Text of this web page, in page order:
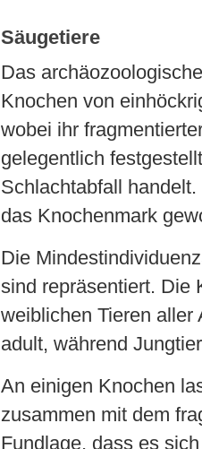
Säugetiere
Das
Knochen von
wobei ihr
gelegentlich
Schlachtabfall
das Knochenmark
Die
sind repräsentiert. Die
weiblichen Tieren aller
adult, während
An einigen Knochen
zusammen mit dem
Fundlage, dass es